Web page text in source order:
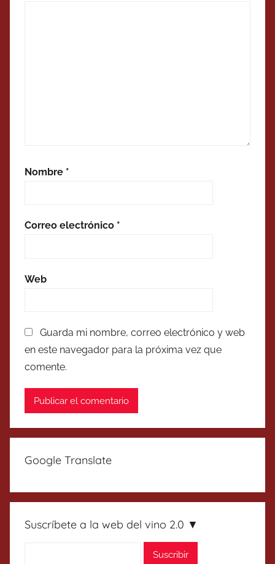
Nombre *
Correo electrónico *
Web
Guarda mi nombre, correo electrónico y web
en este navegador para la próxima vez que
comente.
Google Translate
Suscríbete a la web del vino 2.0 ▼